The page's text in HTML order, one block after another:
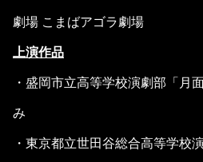
劇場 こまばアゴラ劇場
上演作品
・盛岡市立高等学校演劇部「月
み
・東京都立世田谷総合高等学校